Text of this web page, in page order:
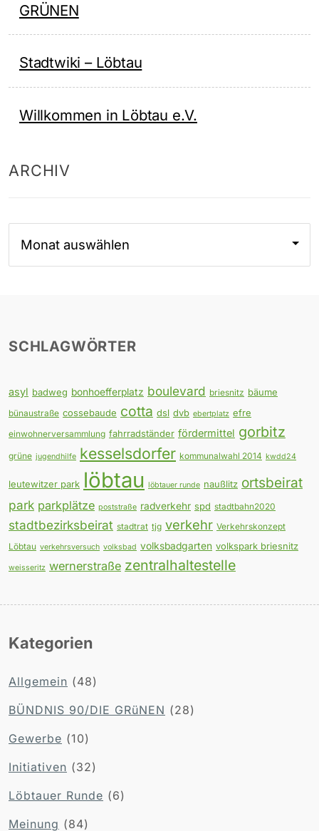
GRÜNEN
Stadtwiki – Löbtau
Willkommen in Löbtau e.V.
ARCHIV
SCHLAGWÖRTER
asyl badweg bonhoefferplatz boulevard briesnitz bäume
bünaustraße cossebaude cotta dsl dvb ebertplatz efre
einwohnerversammlung fahrradständer fördermittel gorbitz
grüne jugendhilfe kesselsdorfer kommunalwahl 2014 kwdd24
leutewitzer park löbtau löbtauer runde naußlitz ortsbeirat
park parkplätze poststraße radverkehr spd stadtbahn2020
stadtbezirksbeirat stadtrat tjg verkehr Verkehrskonzept
Löbtau verkehrsversuch volksbad volksbadgarten volkspark briesnitz
weisseritz wernerstraße zentralhaltestelle
Kategorien
Allgemein (48)
BÜNDNIS 90/DIE GRüNEN (28)
Gewerbe (10)
Initiativen (32)
Löbtauer Runde (6)
Meinung (84)